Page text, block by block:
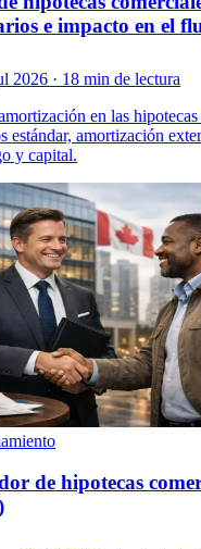
e impacto en el
2026 · 18 min de lectura
en las hipotecas
estándar, amortización
y capital.
de hipotecas